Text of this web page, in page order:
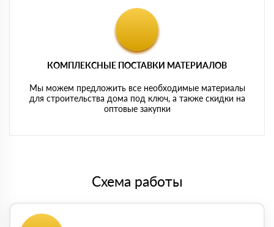
КОМПЛЕКСНЫЕ ПОСТАВКИ МАТЕРИАЛОВ
Мы можем предложить все необходимые материалы
для строительства дома под ключ, а также скидки на
оптовые закупки
Схема работы